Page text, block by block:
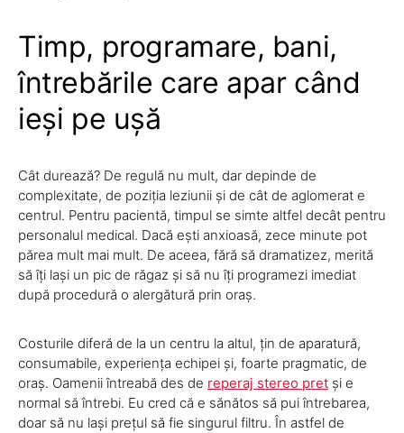
Timp, programare, bani,
întrebările care apar când
ieși pe ușă
Cât durează? De regulă nu mult, dar depinde de
complexitate, de poziția leziunii și de cât de aglomerat e
centrul. Pentru pacientă, timpul se simte altfel decât pentru
personalul medical. Dacă ești anxioasă, zece minute pot
părea mult mai mult. De aceea, fără să dramatizez, merită
să îți lași un pic de răgaz și să nu îți programezi imediat
după procedură o alergătură prin oraș.
Costurile diferă de la un centru la altul, țin de aparatură,
consumabile, experiența echipei și, foarte pragmatic, de
oraș. Oamenii întreabă des de reperaj stereo pret și e
normal să întrebi. Eu cred că e sănătos să pui întrebarea,
doar să nu lași prețul să fie singurul filtru. În astfel de